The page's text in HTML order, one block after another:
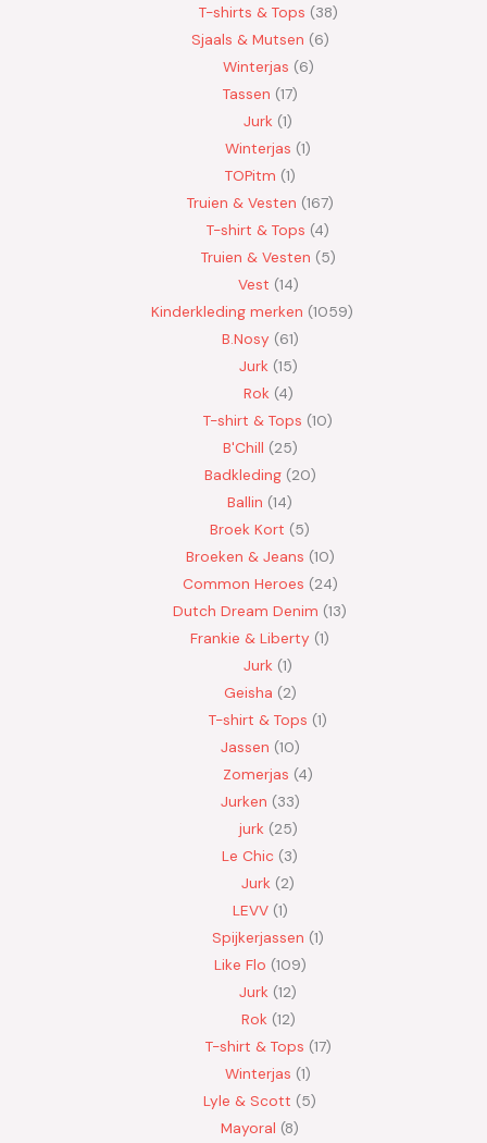
T-shirts & Tops 38
Sjaals & Mutsen 6
Winterjas 6
Tassen 17
Jurk 1
Winterjas 1
TOPitm 1
Truien & Vesten 167
T-shirt & Tops 4
Truien & Vesten 5
Vest 14
Kinderkleding merken 1059
B.Nosy 61
Jurk 15
Rok 4
T-shirt & Tops 10
B'Chill 25
Badkleding 20
Ballin 14
Broek Kort 5
Broeken & Jeans 10
Common Heroes 24
Dutch Dream Denim 13
Frankie & Liberty 1
Jurk 1
Geisha 2
T-shirt & Tops 1
Jassen 10
Zomerjas 4
Jurken 33
jurk 25
Le Chic 3
Jurk 2
LEVV 1
Spijkerjassen 1
Like Flo 109
Jurk 12
Rok 12
T-shirt & Tops 17
Winterjas 1
Lyle & Scott 5
Mayoral 8